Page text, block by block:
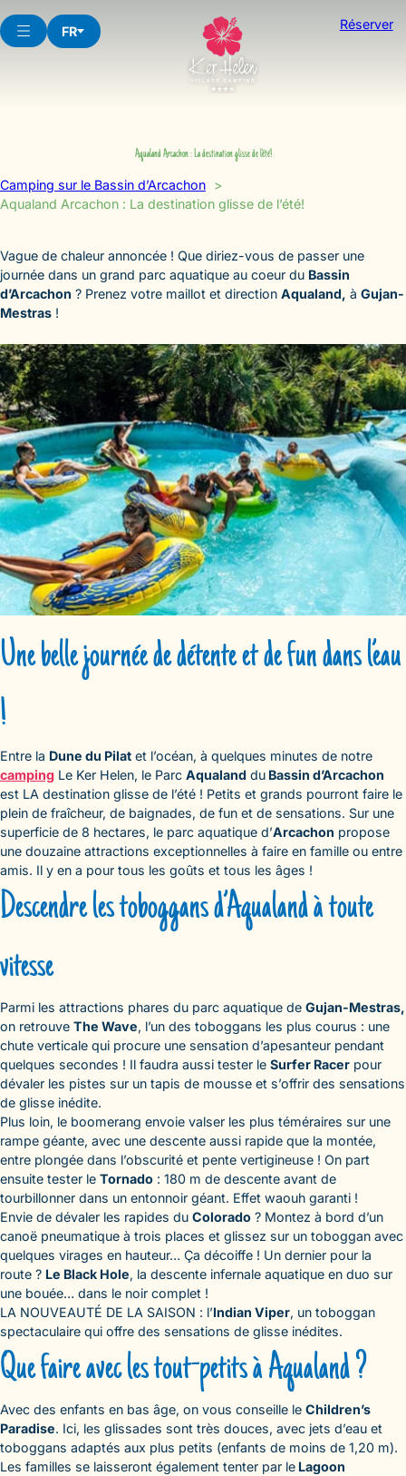
au
contenu
FR Réserver
Aqualand Arcachon : La destination glisse de l’été!
Camping sur le Bassin d’Arcachon
Aqualand Arcachon : La destination glisse de l’été!
Vague de chaleur annoncée ! Que diriez-vous de passer une
journée dans un grand parc aquatique au coeur du Bassin
d’Arcachon ? Prenez votre maillot et direction Aqualand, à Gujan-
Mestras !
Une belle journée de détente et de fun dans l’eau
!
Entre la Dune du Pilat et l’océan, à quelques minutes de notre
camping Le Ker Helen, le Parc Aqualand du Bassin d’Arcachon
est LA destination glisse de l’été ! Petits et grands pourront faire le
plein de fraîcheur, de baignades, de fun et de sensations. Sur une
superficie de 8 hectares, le parc aquatique d’Arcachon propose
une douzaine attractions exceptionnelles à faire en famille ou entre
amis. Il y en a pour tous les goûts et tous les âges !
Descendre les toboggans d’Aqualand à toute
vitesse
Parmi les attractions phares du parc aquatique de Gujan-Mestras,
on retrouve The Wave, l’un des toboggans les plus courus : une
chute verticale qui procure une sensation d’apesanteur pendant
quelques secondes ! Il faudra aussi tester le Surfer Racer pour
dévaler les pistes sur un tapis de mousse et s’offrir des sensations
de glisse inédite.
Plus loin, le boomerang envoie valser les plus téméraires sur une
rampe géante, avec une descente aussi rapide que la montée,
entre plongée dans l’obscurité et pente vertigineuse ! On part
ensuite tester le Tornado : 180 m de descente avant de
tourbillonner dans un entonnoir géant. Effet waouh garanti !
Envie de dévaler les rapides du Colorado ? Montez à bord d’un
canoë pneumatique à trois places et glissez sur un toboggan avec
quelques virages en hauteur… Ça décoiffe ! Un dernier pour la
route ? Le Black Hole, la descente infernale aquatique en duo sur
une bouée… dans le noir complet !
LA NOUVEAUTÉ DE LA SAISON : l’Indian Viper, un toboggan
spectaculaire qui offre des sensations de glisse inédites.
Que faire avec les tout-petits à Aqualand ?
Avec des enfants en bas âge, on vous conseille le Children’s
Paradise. Ici, les glissades sont très douces, avec jets d’eau et
toboggans adaptés aux plus petits (enfants de moins de 1,20 m).
Les familles se laisseront également tenter par le Lagoon